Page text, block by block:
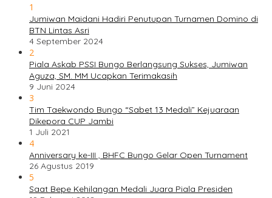
1
Jumiwan Maidani Hadiri Penutupan Turnamen Domino di
BTN Lintas Asri
4 September 2024
2
Piala Askab PSSI Bungo Berlangsung Sukses, Jumiwan
Aguza, SM. MM Ucapkan Terimakasih
9 Juni 2024
3
Tim Taekwondo Bungo “Sabet 13 Medali” Kejuaraan
Dikepora CUP Jambi
1 Juli 2021
4
Anniversary ke-III , BHFC Bungo Gelar Open Turnament
26 Agustus 2019
5
Saat Bepe Kehilangan Medali Juara Piala Presiden